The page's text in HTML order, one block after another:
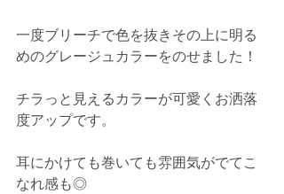
一度ブリーチで色を抜きその上に明る
めのグレージュカラーをのせました！
チラっと見えるカラーが可愛くお洒落
度アップです。
耳にかけても巻いても雰囲気がでてこ
なれ感も◎